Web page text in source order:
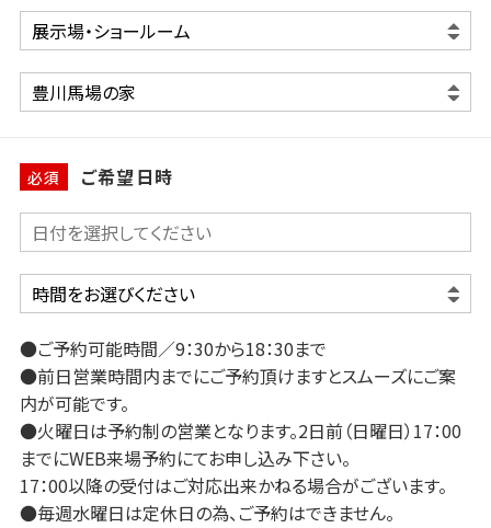
必須 ご希望日時
●ご予約可能時間／9：30から18：30まで
●前日営業時間内までにご予約頂けますとスムーズにご案
内が可能です。
●火曜日は予約制の営業となります。2日前（日曜日）17：00
までにWEB来場予約にてお申し込み下さい。
17：00以降の受付はご対応出来かねる場合がございます。
●毎週水曜日は定休日の為、ご予約はできません。